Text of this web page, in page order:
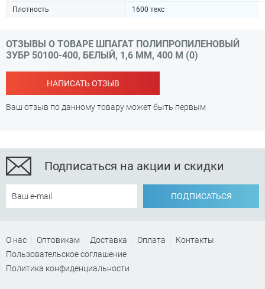
Плотность
1600 текс
ОТЗЫВЫ О ТОВАРЕ ШПАГАТ ПОЛИПРОПИЛЕНОВЫЙ
ЗУБР 50100-400, БЕЛЫЙ, 1,6 ММ, 400 М (0)
НАПИСАТЬ ОТЗЫВ
Ваш отзыв по данному товару может быть первым
Подписаться на акции и скидки
ПОДПИСАТЬСЯ
О нас Оптовикам Доставка Оплата
Контакты
Пользовательское соглашение
Политика конфиденциальности